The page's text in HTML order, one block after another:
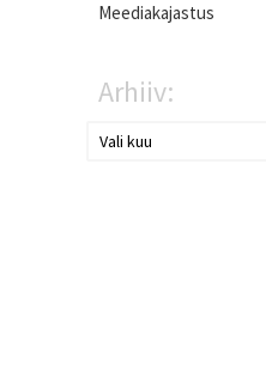
Meediakajastus
Arhiiv: